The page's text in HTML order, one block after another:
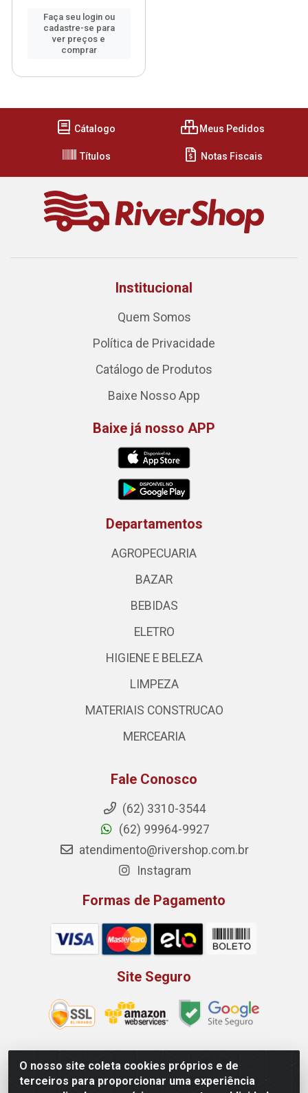
Faça seu login ou
cadastre-se para
ver preços e
comprar
O nosso site coleta cookies próprios e de
terceiros para proporcionar uma experiência
Cátalogo Meus Pedidos
Títulos Notas Fiscais
Institucional
Quem Somos
Política de Privacidade
Catálogo de Produtos
Baixe Nosso App
Baixe já nosso APP
Departamentos
AGROPECUARIA
BAZAR
BEBIDAS
ELETRO
HIGIENE E BELEZA
LIMPEZA
MATERIAIS CONSTRUCAO
MERCEARIA
Fale Conosco
(62) 3310-3544
(62) 99964-9927
atendimento@rivershop.com.br
Instagram
Formas de Pagamento
Site Seguro
Rio Vermelho Distribuição de Alimentos LTDA - Rodovia BR,
153, KM 52 N 00 QD 00 LT 16 - Bairro Jardim Eldorado,